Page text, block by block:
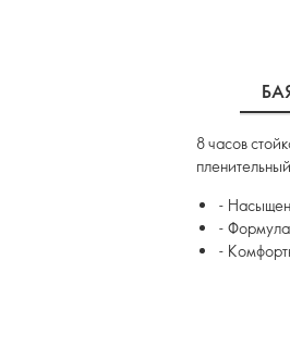
8 часов
-
- Формула
-